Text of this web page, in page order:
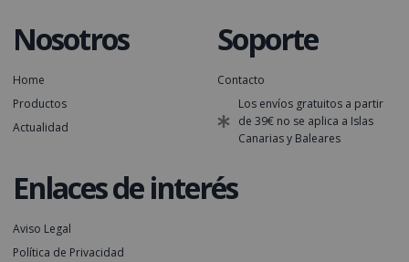
Nosotros
Home
Productos
Actualidad
Soporte
Contacto
Los envíos gratuitos a partir
de 39€ no se aplica a Islas
Canarias y Baleares
Enlaces de interés
Aviso Legal
Política de Privacidad